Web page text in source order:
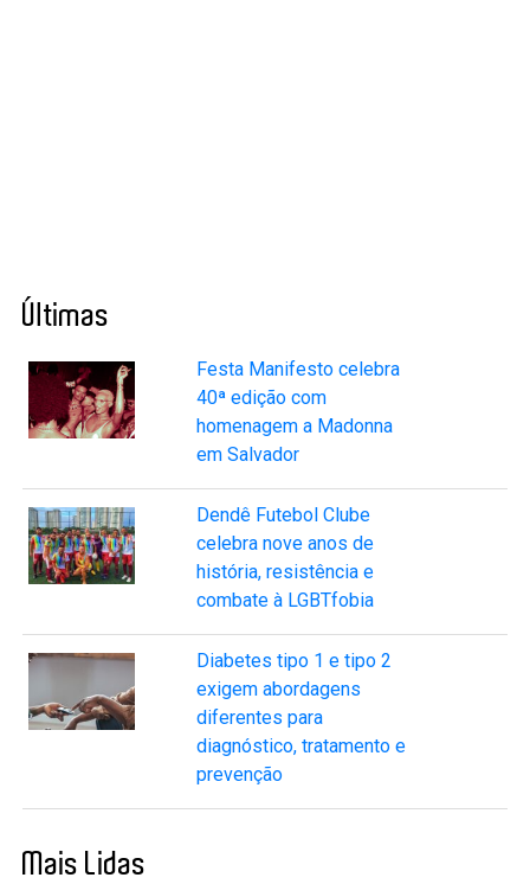
Últimas
Festa Manifesto celebra
40ª edição com
homenagem a Madonna
em Salvador
Dendê Futebol Clube
celebra nove anos de
história, resistência e
combate à LGBTfobia
Diabetes tipo 1 e tipo 2
exigem abordagens
diferentes para
diagnóstico, tratamento e
prevenção
Mais Lidas